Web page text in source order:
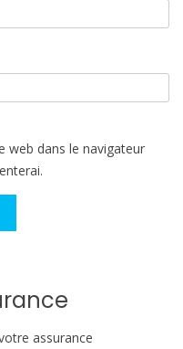
web dans le navigateur
assurance